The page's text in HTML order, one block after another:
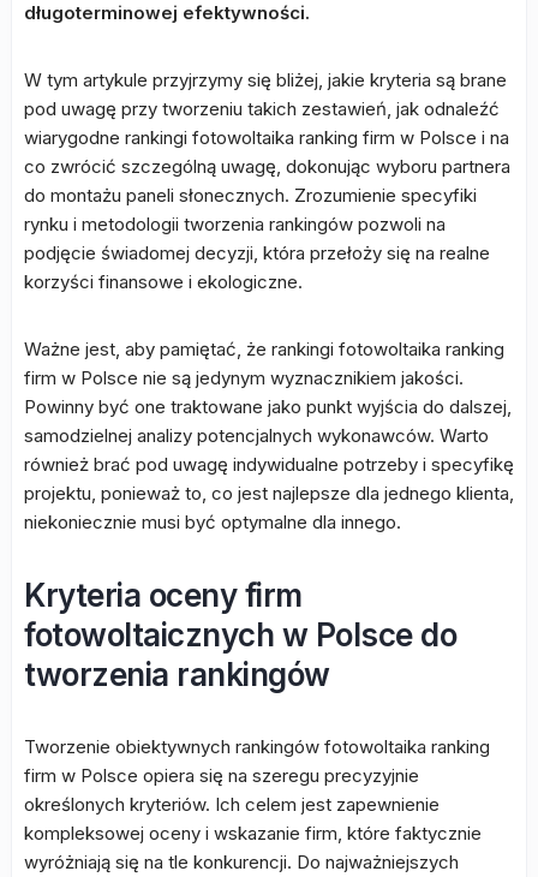
długoterminowej efektywności.
W tym artykule przyjrzymy się bliżej, jakie kryteria są brane
pod uwagę przy tworzeniu takich zestawień, jak odnaleźć
wiarygodne rankingi fotowoltaika ranking firm w Polsce i na
co zwrócić szczególną uwagę, dokonując wyboru partnera
do montażu paneli słonecznych. Zrozumienie specyfiki
rynku i metodologii tworzenia rankingów pozwoli na
podjęcie świadomej decyzji, która przełoży się na realne
korzyści finansowe i ekologiczne.
Ważne jest, aby pamiętać, że rankingi fotowoltaika ranking
firm w Polsce nie są jedynym wyznacznikiem jakości.
Powinny być one traktowane jako punkt wyjścia do dalszej,
samodzielnej analizy potencjalnych wykonawców. Warto
również brać pod uwagę indywidualne potrzeby i specyfikę
projektu, ponieważ to, co jest najlepsze dla jednego klienta,
niekoniecznie musi być optymalne dla innego.
Kryteria oceny firm
fotowoltaicznych w Polsce do
tworzenia rankingów
Tworzenie obiektywnych rankingów fotowoltaika ranking
firm w Polsce opiera się na szeregu precyzyjnie
określonych kryteriów. Ich celem jest zapewnienie
kompleksowej oceny i wskazanie firm, które faktycznie
wyróżniają się na tle konkurencji. Do najważniejszych